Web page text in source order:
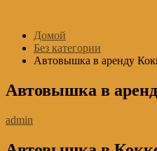
содержимому
Домой
Без категории
Автовышка в аренду
Автовышка в
admin